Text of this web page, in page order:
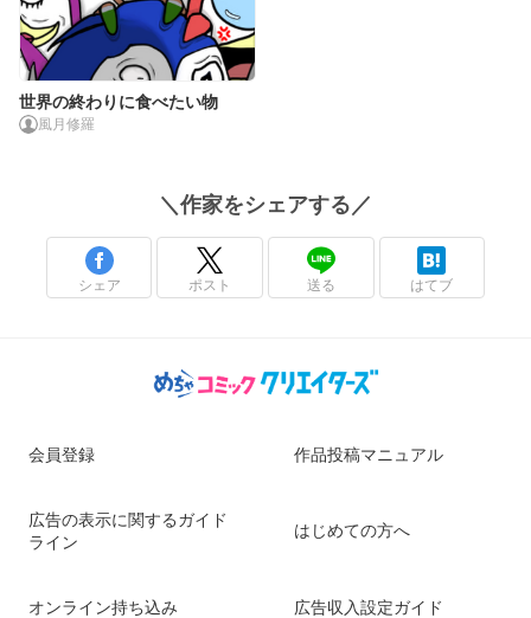
世界の終わりに食べたい物
風月修羅
＼ 作家をシェアする／
シェア ポスト 送る はてブ
会員登録 作品投稿マニュアル
広告の表示に関するガイド
ライン
はじめての方へ
オンライン持ち込み 広告収入設定ガイド